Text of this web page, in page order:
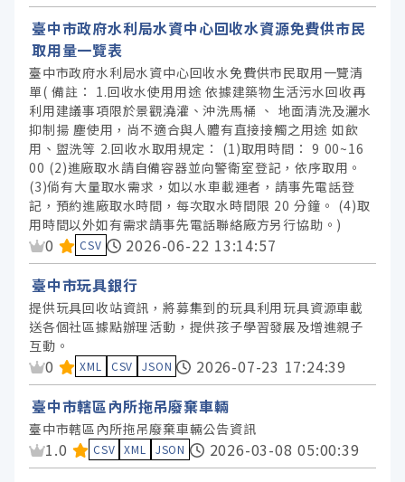
臺中市政府水利局水資中心回收水資源免費供市民
取用量一覽表
臺中市政府水利局水資中心回收水免費供市民取用一覽清
單( 備註： 1.回收水使用用途 依據建築物生活污水回收再
利用建議事項限於景觀澆灌、沖洗馬桶 、 地面清洗及灑水
抑制揚 塵使用，尚不適合與人體有直接接觸之用途 如飲
用、盥洗等 2.回收水取用規定： (1)取用時間： 9 00~16
00 (2)進廠取水請自備容器並向警衛室登記，依序取用。
(3)倘有大量取水需求，如以水車載運者，請事先電話登
記，預約進廠取水時間，每次取水時間限 20 分鐘。 (4)取
用時間以外如有需求請事先電話聯絡廠方另行協助。)
資料集評分：
0 CSV
2026-06-22 13:14:57
臺中市玩具銀行
提供玩具回收站資訊，將募集到的玩具利用玩具資源車載
送各個社區據點辦理活動，提供孩子學習發展及增進親子
互動。
資料集評分：
0 XML CSV JSON
2026-07-23 17:24:39
臺中市轄區內所拖吊廢棄車輛
臺中市轄區內所拖吊廢棄車輛公告資訊
資料集評分：
1.0 CSV XML JSON
2026-03-08 05:00:39